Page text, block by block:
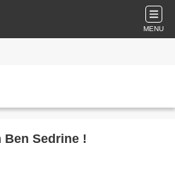
MENU
Ben Sedrine !